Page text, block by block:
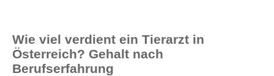
Wie viel verdient ein Tierarzt in
Österreich? Gehalt nach
Berufserfahrung